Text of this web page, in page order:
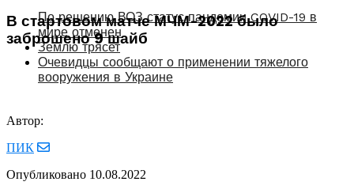
По решению ВОЗ статус пандемии COVID-19 в
мире отменен
Землю трясет
Очевидцы сообщают о применении тяжелого
вооружения в Украине
В стартовом матче МЧМ-2022 было
заброшено 9 шайб
Автор:
ПИК
Опубликовано 10.08.2022